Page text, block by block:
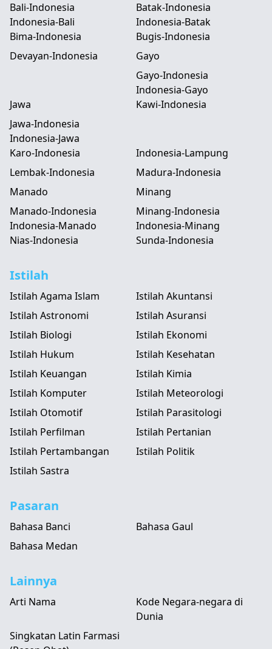
Bali-Indonesia
Indonesia-Bali
Batak-Indonesia
Indonesia-Batak
Bima-Indonesia
Bugis-Indonesia
Devayan-Indonesia
Gayo
Gayo-Indonesia
Indonesia-Gayo
Jawa
Jawa-Indonesia
Indonesia-Jawa
Kawi-Indonesia
Karo-Indonesia
Indonesia-Lampung
Lembak-Indonesia
Madura-Indonesia
Manado
Manado-Indonesia
Indonesia-Manado
Minang
Minang-Indonesia
Indonesia-Minang
Nias-Indonesia
Sunda-Indonesia
Istilah
Istilah Agama Islam
Istilah Akuntansi
Istilah Astronomi
Istilah Asuransi
Istilah Biologi
Istilah Ekonomi
Istilah Hukum
Istilah Kesehatan
Istilah Keuangan
Istilah Kimia
Istilah Komputer
Istilah Meteorologi
Istilah Otomotif
Istilah Parasitologi
Istilah Perfilman
Istilah Pertanian
Istilah Pertambangan
Istilah Politik
Istilah Sastra
Pasaran
Bahasa Banci
Bahasa Gaul
Bahasa Medan
Lainnya
Arti Nama
Kode Negara-negara di
Dunia
Singkatan Latin Farmasi